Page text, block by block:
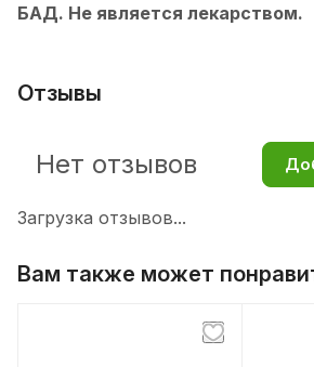
БАД. Не является лекарством.
Отзывы
Загрузка отзывов...
Нет отзывов
Вам также может